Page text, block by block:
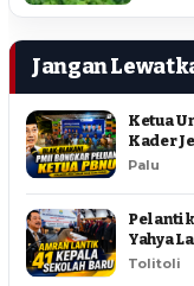
Jangan
Ketua
Kader
Palu
Yahya
Tolitoli